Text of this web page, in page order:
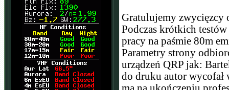
Gratulujemy zwycięzcy
Podczas krótkich
pracy na paśmie 80m
Parametry strony
urządzeń QRP jak:
do druku autor wycofał